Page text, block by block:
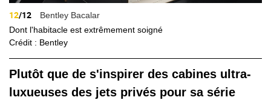
12/12
Bentley Bacalar
Dont l'habitacle est extrêmement soigné
Crédit : Bentley
Plutôt que de s'inspirer des cabines ultra-
luxueuses des jets privés pour sa série